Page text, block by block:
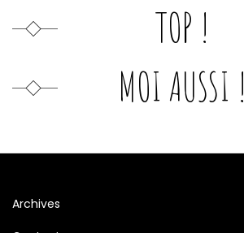
TOP !
MOI AUSSI !
Archives